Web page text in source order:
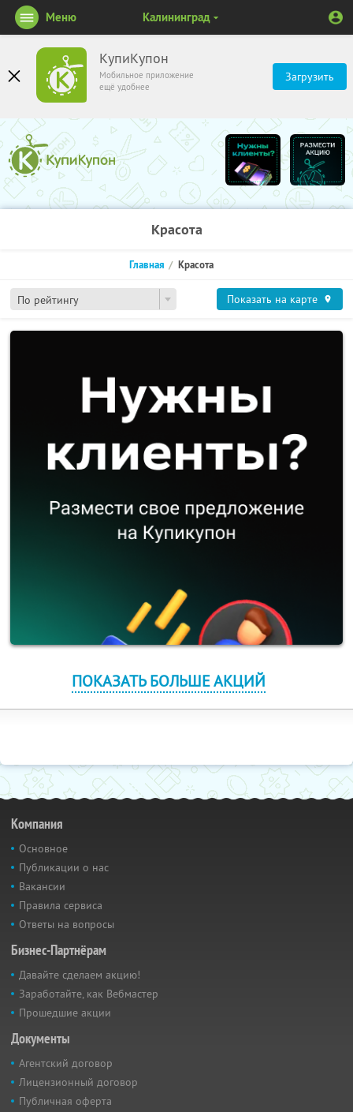
КупиКупон
Мобильное приложение
ещё удобнее
Загрузить
Меню Калининград
Красота
По рейтингу
Главная Красота
Показать на карте
ПОКАЗАТЬ БОЛЬШЕ АКЦИЙ
Компания
Основное
Публикации о нас
Вакансии
Правила сервиса
Ответы на вопросы
Бизнес-Партнёрам
Давайте сделаем акцию!
Заработайте, как Вебмастер
Прошедшие акции
Документы
Агентский договор
Лицензионный договор
Публичная оферта